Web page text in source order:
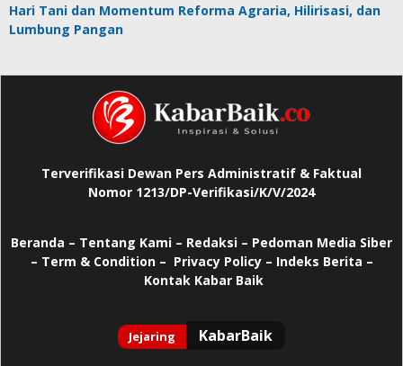
Hari Tani dan Momentum Reforma Agraria, Hilirisasi, dan
Lumbung Pangan
Terverifikasi Dewan Pers Administratif & Faktual
Nomor 1213/DP-Verifikasi/K/V/2024
Beranda – Tentang Kami – Redaksi – Pedoman Media Siber
– Term & Condition – Privacy Policy– Indeks Berita –
Kontak Kabar Baik